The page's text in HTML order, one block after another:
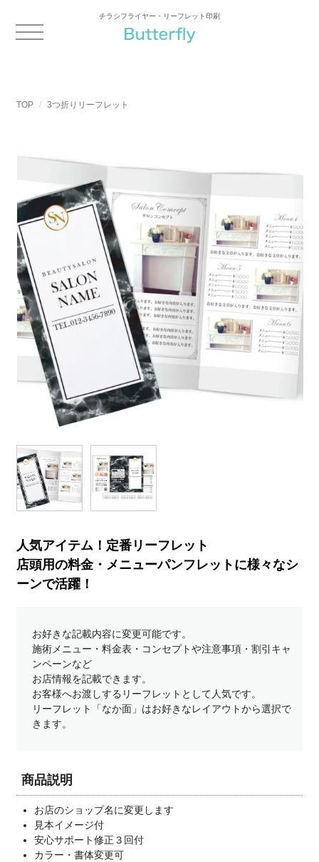
チラシフライヤー・リーフレット印刷
TOP 3つ折りリーフレット
人気アイテム！定番リーフレット
店頭用の料金・メニューパンフレットに様々なシ
ーンで活躍！
お好きな記載内容に変更可能です。
施術メニュー・料金表・コンセプトや注意事項・割引キャ
ンペーンなど
お店情報を記載できます。
お客様へお渡しするリーフレットとして人気です。
リーフレット「なか面」はお好きなレイアウトから選択で
きます。
商品説明
お店のショップ名に変更します
見本イメージ付
安心サポート修正３回付
カラー・書体変更可